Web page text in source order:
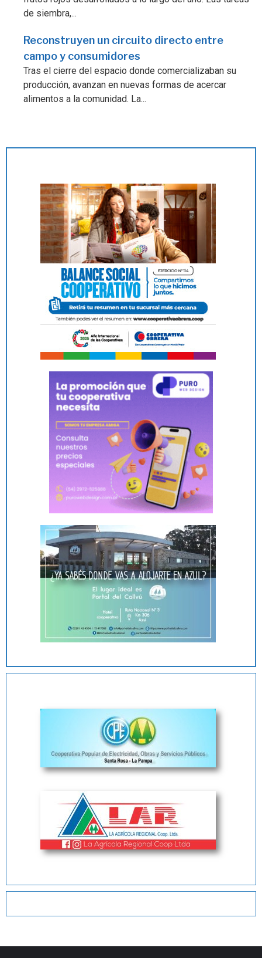
de siembra,...
Reconstruyen un circuito directo entre
campo y consumidores
Tras el cierre del espacio donde comercializaban su
producción, avanzan en nuevas formas de acercar
alimentos a la comunidad. La...